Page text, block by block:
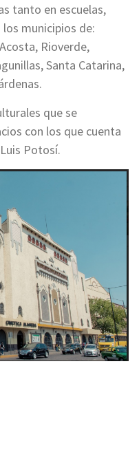
tanto en escuelas,
municipios de:
Rioverde,
Santa Catarina,
que se
con los que cuenta
Potosí.